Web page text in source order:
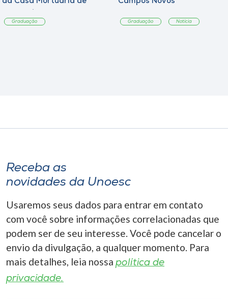
Graduação Graduação Notícia
Receba as
novidades da Unoesc
Usaremos seus dados para entrar em contato
com você sobre informações correlacionadas que
podem ser de seu interesse. Você pode cancelar o
envio da divulgação, a qualquer momento. Para
mais detalhes, leia nossa política de
privacidade.